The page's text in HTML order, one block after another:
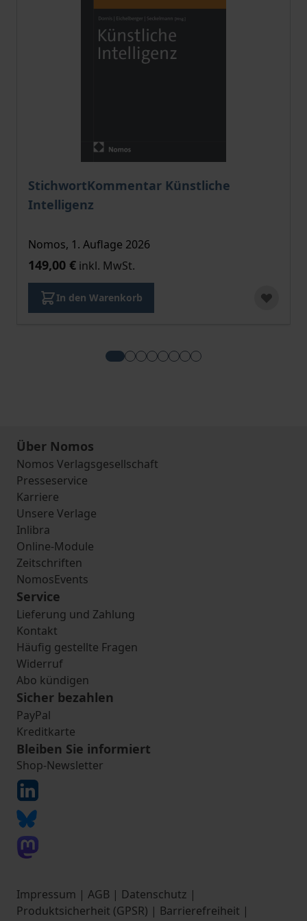
StichwortKommentar Künstliche
Intelligenz
Nomos, 1. Auflage 2026
149,00 € inkl. MwSt.
In den Warenkorb
View more about
View more about Product
View more about KI-Recht
View more about Das neue
View more about KI-
View more about
View more about Digital
View more about
Über Nomos
Nomos Verlagsgesellschaft
Presseservice
Karriere
Unsere Verlage
Inlibra
Online-Module
Zeitschriften
NomosEvents
Service
Lieferung und Zahlung
Kontakt
Häufig gestellte Fragen
Widerruf
Abo kündigen
Sicher bezahlen
PayPal
Kreditkarte
Bleiben Sie informiert
Shop-Newsletter
Impressum | AGB | Datenschutz |
Produktsicherheit (GPSR) | Barrierefreiheit |